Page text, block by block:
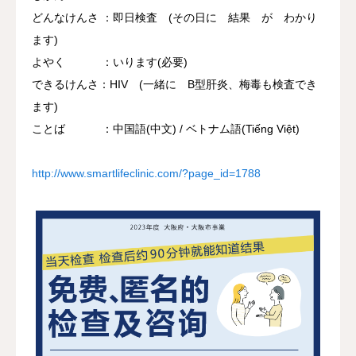
どんなけんさ ：即日検査 (その日に 結果 が わかり
ます)
よやく ：いります(必要)
できるけんさ：HIV (一緒に B型肝炎、梅毒も検査でき
ます)
ことば ：中国語(中文) / ベトナム語(Tiếng Việt)
http://www.smartlifeclinic.com/?page_id=1788